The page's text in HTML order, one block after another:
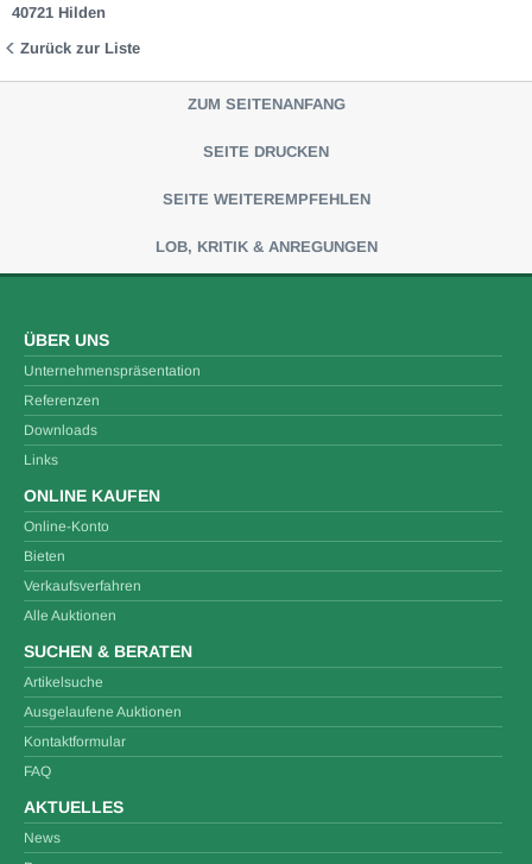
40721 Hilden
Zurück zur Liste
ZUM SEITENANFANG
SEITE DRUCKEN
SEITE WEITEREMPFEHLEN
LOB, KRITIK & ANREGUNGEN
ÜBER UNS
Unternehmenspräsentation
Referenzen
Downloads
Links
ONLINE KAUFEN
Online-Konto
Bieten
Verkaufsverfahren
Alle Auktionen
SUCHEN & BERATEN
Artikelsuche
Ausgelaufene Auktionen
Kontaktformular
FAQ
AKTUELLES
News